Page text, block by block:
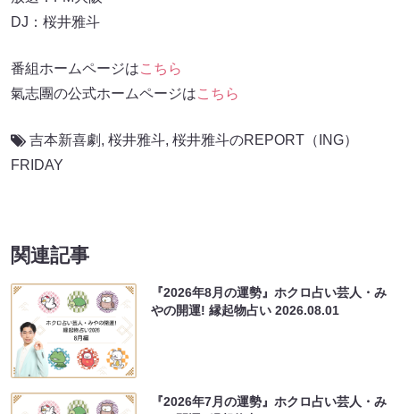
DJ：桜井雅斗
番組ホームページはこちら
氣志團の公式ホームページはこちら
吉本新喜劇 , 桜井雅斗, 桜井雅斗のREPORT（ING）
FRIDAY
関連記事
『2026年8月の運勢』ホクロ占い芸人・み
やの開運! 縁起物占い2026.08.01
『2026年7月の運勢』ホクロ占い芸人・み